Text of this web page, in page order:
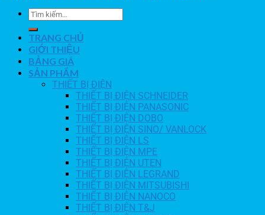
TRANG CHỦ
GIỚI THIỆU
BẢNG GIÁ
SẢN PHẨM
THIẾT BỊ ĐIỆN
THIẾT BỊ ĐIỆN SCHNEIDER
THIẾT BỊ ĐIỆN PANASONIC
THIẾT BỊ ĐIỆN DOBO
THIẾT BỊ ĐIỆN SINO/ VANLOCK
THIẾT BỊ ĐIỆN LS
THIẾT BỊ ĐIỆN MPE
THIẾT BỊ ĐIỆN UTEN
THIẾT BỊ ĐIỆN LEGRAND
THIẾT BỊ ĐIỆN MITSUBISHI
THIẾT BỊ ĐIỆN NANOCO
THIẾT BỊ ĐIỆN T&J